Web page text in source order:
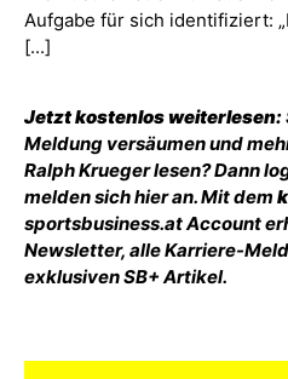
Aufgabe für sich identifiziert:
[...]
Jetzt kostenlos weiterlesen:
Meldung versäumen und
Ralph Krueger lesen? Dann
melden sich hier an. Mit dem
sportsbusiness.at Account
Newsletter, alle Karriere-
exklusiven SB+ Artikel.